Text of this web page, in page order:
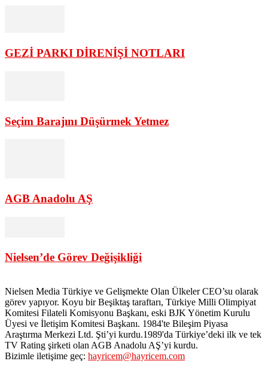
GEZİ PARKI DİRENİŞİ NOTLARI
Seçim Barajını Düşürmek Yetmez
AGB Anadolu AŞ
Nielsen’de Görev Değişikliği
Nielsen Media Türkiye ve Gelişmekte Olan Ülkeler CEO’su olarak
görev yapıyor. Koyu bir Beşiktaş taraftarı, Türkiye Milli Olimpiyat
Komitesi Filateli Komisyonu Başkanı, eski BJK Yönetim Kurulu
Üyesi ve İletişim Komitesi Başkanı. 1984'te Bileşim Piyasa
Araştırma Merkezi Ltd. Şti’yi kurdu.1989'da Türkiye’deki ilk ve tek
TV Rating şirketi olan AGB Anadolu AŞ’yi kurdu.
Bizimle iletişime geç: hayricem@hayricem.com